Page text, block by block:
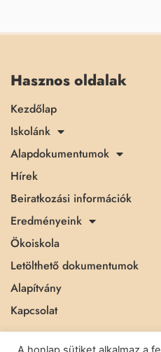
Hasznos oldalak
Kezdőlap
Iskolánk
Alapdokumentumok
Hírek
Beiratkozási információk
Eredményeink
Ökoiskola
Letölthető dokumentumok
Alapítvány
Kapcsolat